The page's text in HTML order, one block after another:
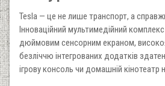
Tesla — це не лише транспорт, а
Інноваційний мультимедійний
дюймовим сенсорним екраном,
безліччю інтегрованих додатків
ігрову консоль чи домашній кінотеатр